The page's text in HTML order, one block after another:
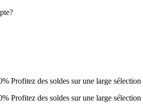
Profitez des soldes sur une large
Profitez des soldes sur une large